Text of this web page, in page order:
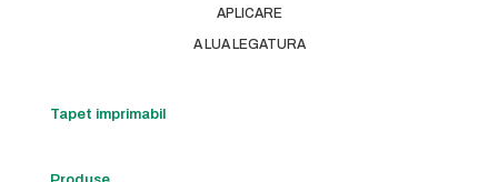
APLICARE
A LUA LEGATURA
Tapet imprimabil